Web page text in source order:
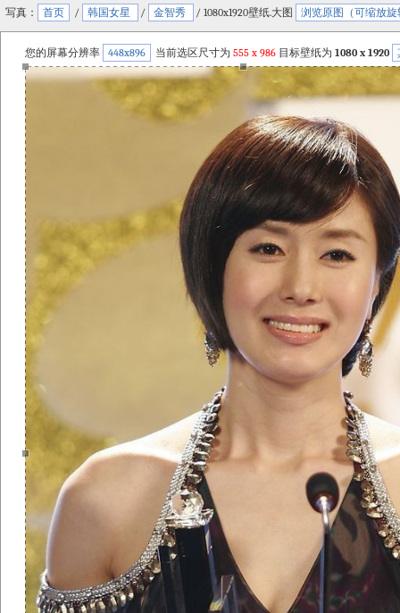
写真： 首页 / 韩国女星 / 金智秀 / 1080x1920壁纸.大图 浏览原图（可缩放旋
您的屏幕分辨率 448x896 当前选区尺寸为 555 x 986 目标壁纸为 1080 x 1920